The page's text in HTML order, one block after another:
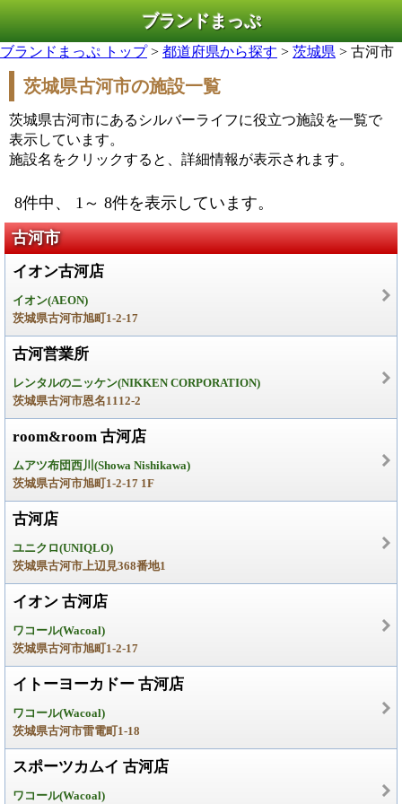
ブランドまっぷ
ブランドまっぷ トップ> 都道府県から探す > 茨城県 > 古河市
茨城県古河市の施設一覧
茨城県古河市にあるシルバーライフに役立つ施設を一覧で
表示しています。
施設名をクリックすると、詳細情報が表示されます。
8件中、 1～ 8件を表示しています。
古河市
イオン古河店
イオン(AEON)
茨城県古河市旭町1-2-17
古河営業所
レンタルのニッケン(NIKKEN CORPORATION)
茨城県古河市恩名1112-2
room&room 古河店
ムアツ布団西川(Showa Nishikawa)
茨城県古河市旭町1-2-17 1F
古河店
ユニクロ(UNIQLO)
茨城県古河市上辺見368番地1
イオン 古河店
ワコール(Wacoal)
茨城県古河市旭町1-2-17
イトーヨーカドー 古河店
ワコール(Wacoal)
茨城県古河市雷電町1-18
スポーツカムイ 古河店
ワコール(Wacoal)